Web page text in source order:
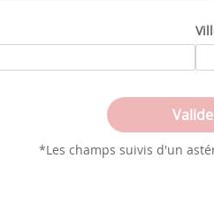
*Les champs suivis d'un